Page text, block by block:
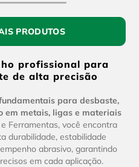
profissional para
de alta precisão
para desbaste,
em metais, ligas e materiais
Ferramentas, você encontra
durabilidade, estabilidade
abrasivo, garantindo
em cada aplicação.